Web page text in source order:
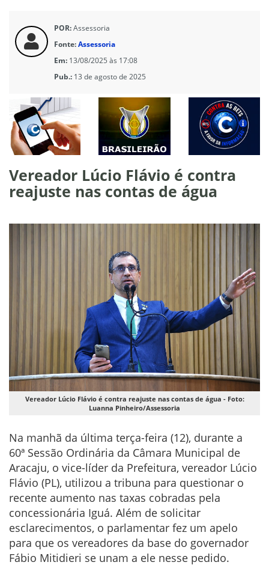
POR:Assessoria
Fonte:Assessoria
Em: 13/08/2025 às 17:08
Pub.: 13 de agosto de 2025
Vereador Lúcio Flávio é contra
reajuste nas contas de água
Vereador Lúcio Flávio é contra reajuste nas contas de água - Foto:
Luanna Pinheiro/Assessoria
Na manhã da última terça-feira (12), durante a
60ª Sessão Ordinária da Câmara Municipal de
Aracaju, o vice-líder da Prefeitura, vereador Lúcio
Flávio (PL), utilizou a tribuna para questionar o
recente aumento nas taxas cobradas pela
concessionária Iguá. Além de solicitar
esclarecimentos, o parlamentar fez um apelo
para que os vereadores da base do governador
Fábio Mitidieri se unam a ele nesse pedido.